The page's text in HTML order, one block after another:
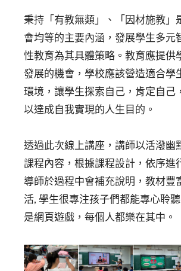
秉持「有教無類」、「因材施教」
會均等的主要內涵，發展學生多元
性教育為其具體策略。教育應提供
發展的機會，學校應該營造適合學
環境，讓學生探索自己，肯定自己
以達成自我實現的人生目的。
透過此次線上講座，講師以活潑幽
課程內容，根據課程設計，依序進
導師於過程中會補充說明，教材豐
活, 學生很專注孩子們都能專心聆
是網頁遊戲，每個人都樂在其中。